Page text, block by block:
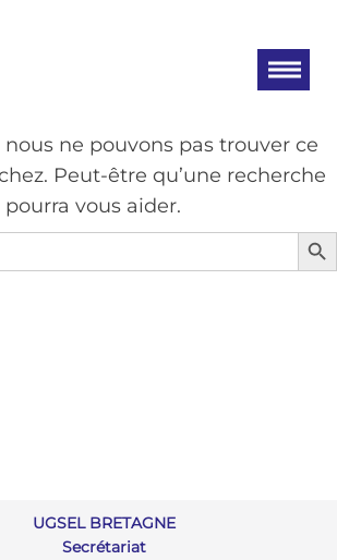
RÉSULTAT
ne pouvons pas trouver ce
Peut-être qu’une recherche
pourra vous aider.
Search
Search
UGSEL BRETAGNE
Secrétariat